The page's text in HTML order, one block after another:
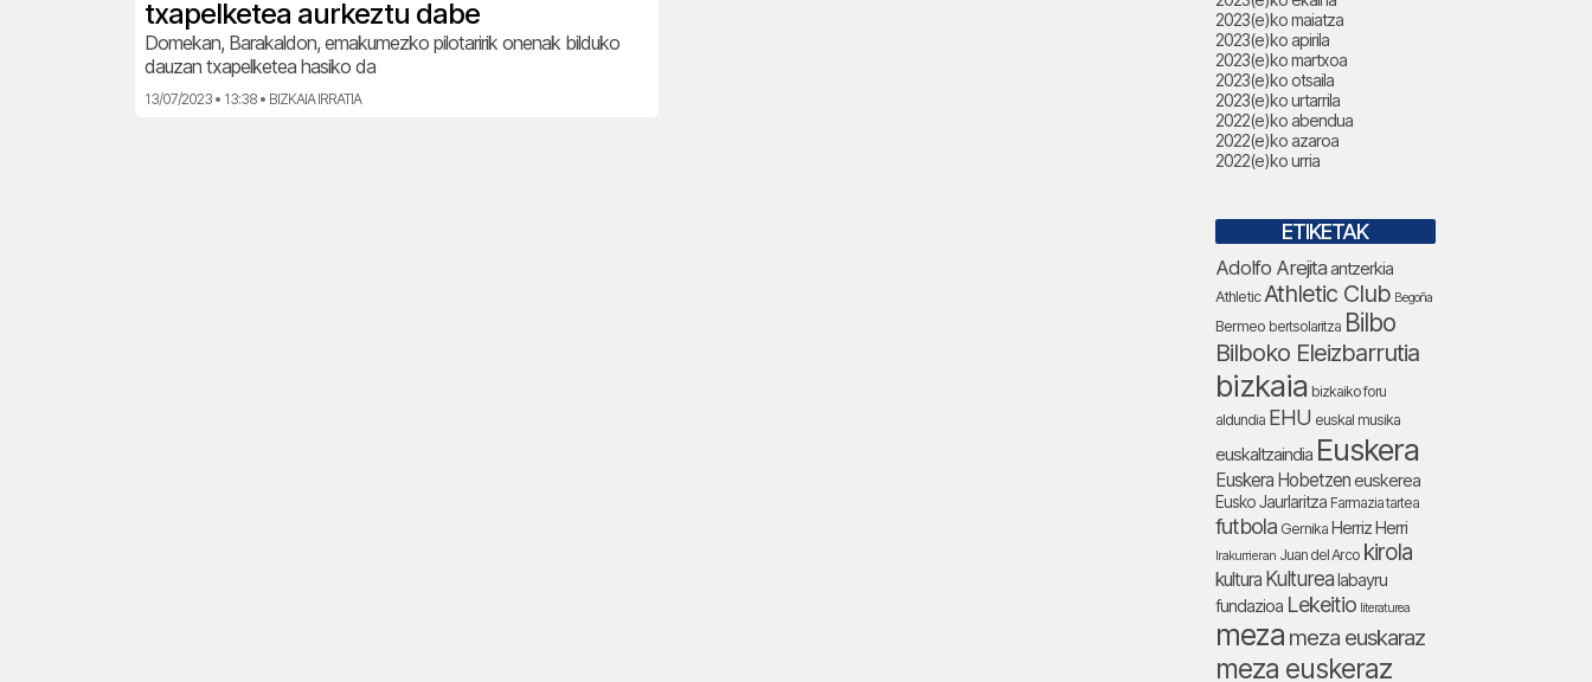
txapelketea aurkeztu dabe
Domekan, Barakaldon, emakumezko pilotaririk onenak bilduko
dauzan txapelketea hasiko da
13/07/2023 • 13:38 • BIZKAIA IRRATIA
2023(e)ko maiatza
2023(e)ko apirila
2023(e)ko martxoa
2023(e)ko otsaila
2023(e)ko urtarrila
2022(e)ko abendua
2022(e)ko azaroa
2022(e)ko urria
ETIKETAK
Adolfo Arejitaantzerkia
Athletic Athletic Club Begoña
Bermeo bertsolaritza Bilbo
Bilboko Eleizbarrutia
bizkaia bizkaiko foru
aldundia EHU euskal musika
euskaltzaindia Euskera
Euskera Hobetzeneuskerea
Eusko Jaurlaritza Farmazia tartea
futbola Gernika Herriz Herri
Irakurrieran Juan del Arco kirola
kultura Kulturealabayru
fundazioa Lekeitio literaturea
meza meza euskaraz
meza euskeraz